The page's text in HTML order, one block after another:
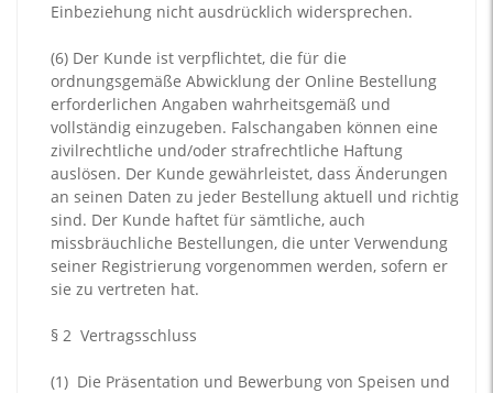
Einbeziehung nicht ausdrücklich widersprechen.
(6) Der Kunde ist verpflichtet, die für die
ordnungsgemäße Abwicklung der Online Bestellung
erforderlichen Angaben wahrheitsgemäß und
vollständig einzugeben. Falschangaben können eine
zivilrechtliche und/oder strafrechtliche Haftung
auslösen. Der Kunde gewährleistet, dass Änderungen
an seinen Daten zu jeder Bestellung aktuell und richtig
sind. Der Kunde haftet für sämtliche, auch
missbräuchliche Bestellungen, die unter Verwendung
seiner Registrierung vorgenommen werden, sofern er
sie zu vertreten hat.
§ 2 Vertragsschluss
(1) Die Präsentation und Bewerbung von Speisen und